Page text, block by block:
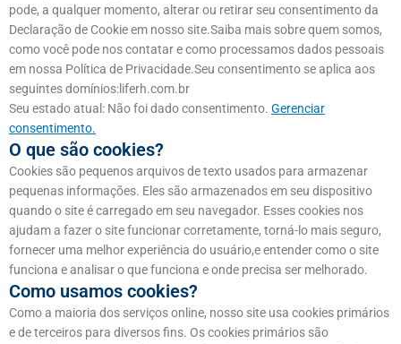
pode, a qualquer momento, alterar ou retirar seu consentimento da
Declaração de Cookie em nosso site.Saiba mais sobre quem somos,
como você pode nos contatar e como processamos dados pessoais
em nossa Política de Privacidade.Seu consentimento se aplica aos
seguintes domínios:liferh.com.br
Seu estado atual: Não foi dado consentimento. Gerenciar
consentimento.
O que são cookies?
Cookies são pequenos arquivos de texto usados ​​para armazenar
pequenas informações. Eles são armazenados em seu dispositivo
quando o site é carregado em seu navegador. Esses cookies nos
ajudam a fazer o site funcionar corretamente, torná-lo mais seguro,
fornecer uma melhor experiência do usuário,e entender como o site
funciona e analisar o que funciona e onde precisa ser melhorado.
Como usamos cookies?
Como a maioria dos serviços online, nosso site usa cookies primários
e de terceiros para diversos fins. Os cookies primários são